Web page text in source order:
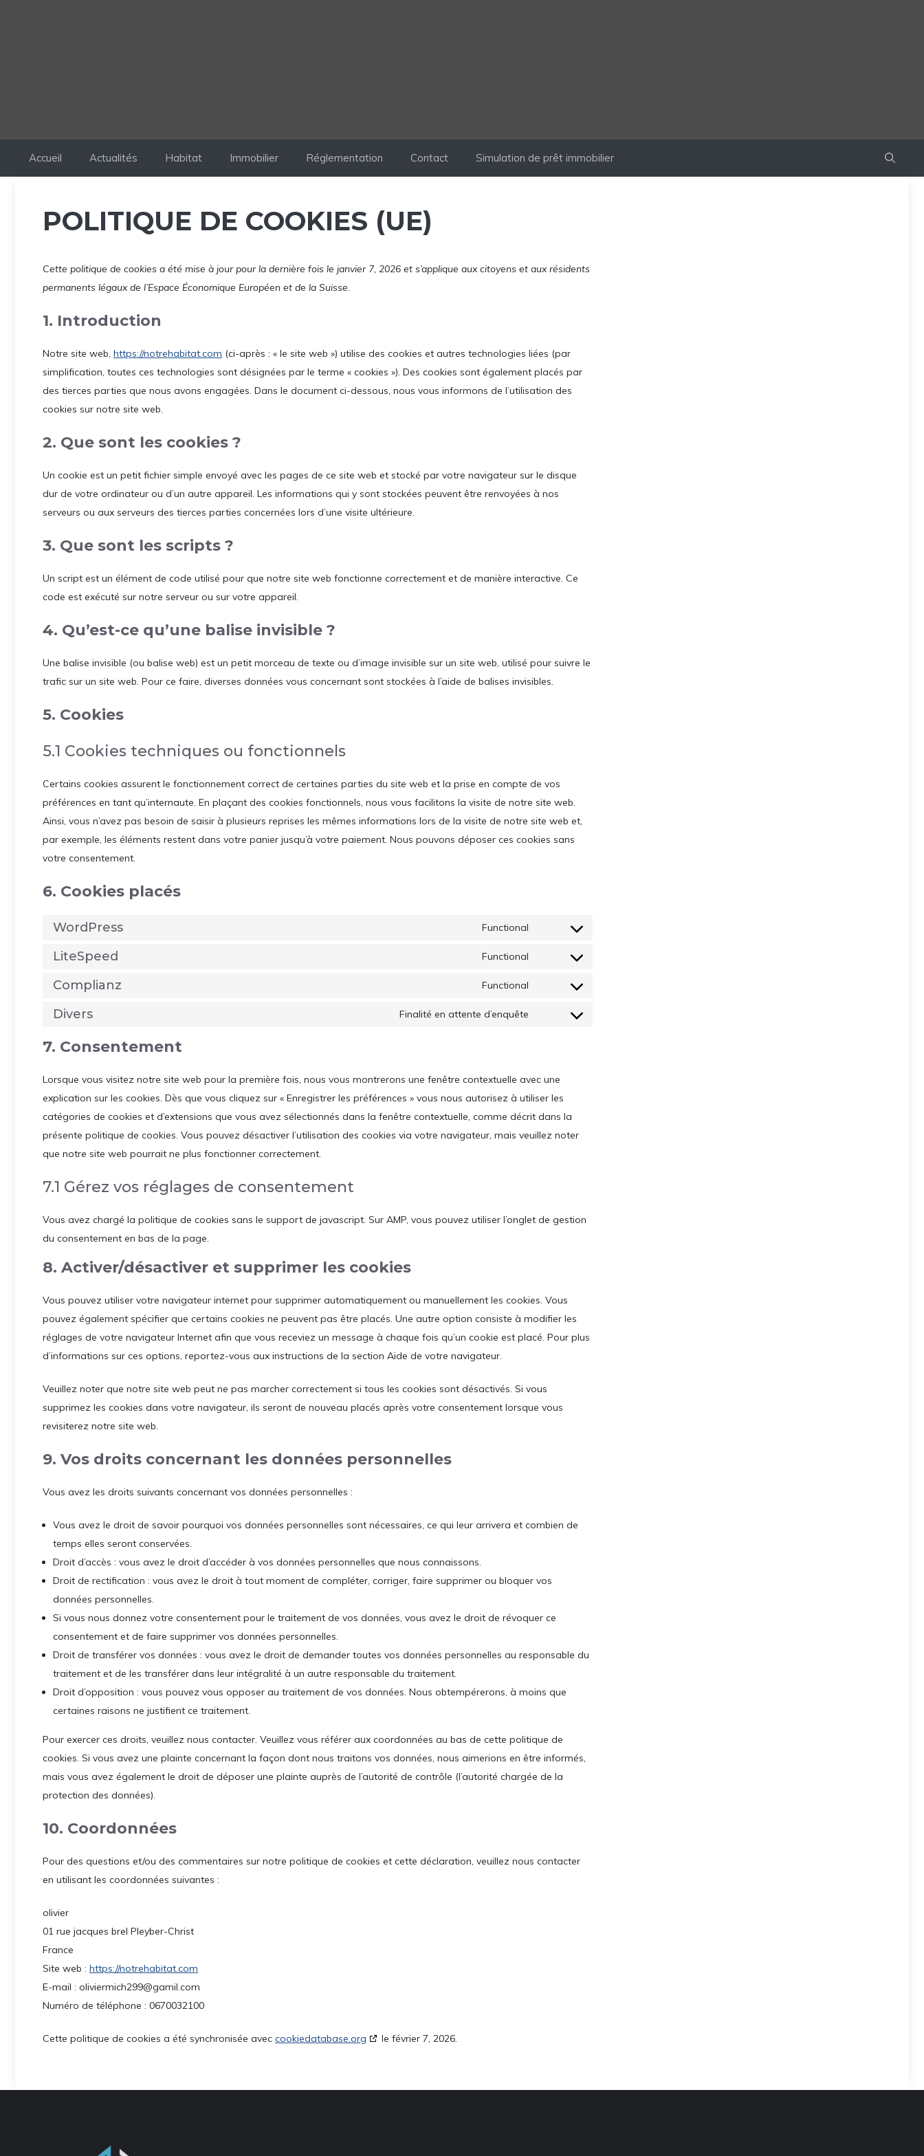
Accueil Actualités Habitat Immobilier Réglementation Contact Simulation de prêt immobilier
POLITIQUE DE COOKIES (UE)
Cette politique de cookies a été mise à jour pour la dernière fois le janvier 7, 2026 et s’applique aux citoyens et aux résidents
permanents légaux de l’Espace Économique Européen et de la Suisse.
1. Introduction
Notre site web, https://notrehabitat.com (ci-après : « le site web ») utilise des cookies et autres technologies liées (par
simplification, toutes ces technologies sont désignées par le terme « cookies »). Des cookies sont également placés par
des tierces parties que nous avons engagées. Dans le document ci-dessous, nous vous informons de l’utilisation des
cookies sur notre site web.
2. Que sont les cookies ?
Un cookie est un petit fichier simple envoyé avec les pages de ce site web et stocké par votre navigateur sur le disque
dur de votre ordinateur ou d’un autre appareil. Les informations qui y sont stockées peuvent être renvoyées à nos
serveurs ou aux serveurs des tierces parties concernées lors d’une visite ultérieure.
3. Que sont les scripts ?
Un script est un élément de code utilisé pour que notre site web fonctionne correctement et de manière interactive. Ce
code est exécuté sur notre serveur ou sur votre appareil.
4. Qu’est-ce qu’une balise invisible ?
Une balise invisible (ou balise web) est un petit morceau de texte ou d’image invisible sur un site web, utilisé pour suivre le
trafic sur un site web. Pour ce faire, diverses données vous concernant sont stockées à l’aide de balises invisibles.
5. Cookies
5.1 Cookies techniques ou fonctionnels
Certains cookies assurent le fonctionnement correct de certaines parties du site web et la prise en compte de vos
préférences en tant qu’internaute. En plaçant des cookies fonctionnels, nous vous facilitons la visite de notre site web.
Ainsi, vous n’avez pas besoin de saisir à plusieurs reprises les mêmes informations lors de la visite de notre site web et,
par exemple, les éléments restent dans votre panier jusqu’à votre paiement. Nous pouvons déposer ces cookies sans
votre consentement.
6. Cookies placés
WordPress Functional
Consent
wordpress
LiteSpeed Functional
Consent
litespeed
Complianz Functional
Consent
Divers Finalité en attente d’enquête
Consent
divers
7. Consentement
Lorsque vous visitez notre site web pour la première fois, nous vous montrerons une fenêtre contextuelle avec une
explication sur les cookies. Dès que vous cliquez sur « Enregistrer les préférences » vous nous autorisez à utiliser les
catégories de cookies et d’extensions que vous avez sélectionnés dans la fenêtre contextuelle, comme décrit dans la
présente politique de cookies. Vous pouvez désactiver l’utilisation des cookies via votre navigateur, mais veuillez noter
que notre site web pourrait ne plus fonctionner correctement.
7.1 Gérez vos réglages de consentement
Vous avez chargé la politique de cookies sans le support de javascript. Sur AMP, vous pouvez utiliser l’onglet de gestion
du consentement en bas de la page.
8. Activer/désactiver et supprimer les cookies
Vous pouvez utiliser votre navigateur internet pour supprimer automatiquement ou manuellement les cookies. Vous
pouvez également spécifier que certains cookies ne peuvent pas être placés. Une autre option consiste à modifier les
réglages de votre navigateur Internet afin que vous receviez un message à chaque fois qu’un cookie est placé. Pour plus
d’informations sur ces options, reportez-vous aux instructions de la section Aide de votre navigateur.
Veuillez noter que notre site web peut ne pas marcher correctement si tous les cookies sont désactivés. Si vous
supprimez les cookies dans votre navigateur, ils seront de nouveau placés après votre consentement lorsque vous
revisiterez notre site web.
9. Vos droits concernant les données personnelles
Vous avez les droits suivants concernant vos données personnelles :
Vous avez le droit de savoir pourquoi vos données personnelles sont nécessaires, ce qui leur arrivera et combien de
temps elles seront conservées.
Droit d’accès : vous avez le droit d’accéder à vos données personnelles que nous connaissons.
Droit de rectification : vous avez le droit à tout moment de compléter, corriger, faire supprimer ou bloquer vos
données personnelles.
Si vous nous donnez votre consentement pour le traitement de vos données, vous avez le droit de révoquer ce
consentement et de faire supprimer vos données personnelles.
Droit de transférer vos données : vous avez le droit de demander toutes vos données personnelles au responsable du
traitement et de les transférer dans leur intégralité à un autre responsable du traitement.
Droit d’opposition : vous pouvez vous opposer au traitement de vos données. Nous obtempérerons, à moins que
certaines raisons ne justifient ce traitement.
Pour exercer ces droits, veuillez nous contacter. Veuillez vous référer aux coordonnées au bas de cette politique de
cookies. Si vous avez une plainte concernant la façon dont nous traitons vos données, nous aimerions en être informés,
mais vous avez également le droit de déposer une plainte auprès de l’autorité de contrôle (l’autorité chargée de la
protection des données).
10. Coordonnées
Pour des questions et/ou des commentaires sur notre politique de cookies et cette déclaration, veuillez nous contacter
en utilisant les coordonnées suivantes :
olivier
01 rue jacques brel Pleyber-Christ
France
Site web : https://notrehabitat.com
E-mail : oliviermich299@gamil.com
Numéro de téléphone : 0670032100
Cette politique de cookies a été synchronisée avec cookiedatabase.org le février 7, 2026.